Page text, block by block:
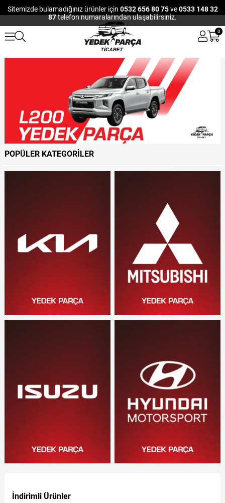
Sitemizde bulamadığınız ürünler için 0532 656 80 75ve0533 148 32
87telefon numaralarından ulaşabilirsiniz.
0
POPÜLER KATEGORİLER
İndirimli Ürünler